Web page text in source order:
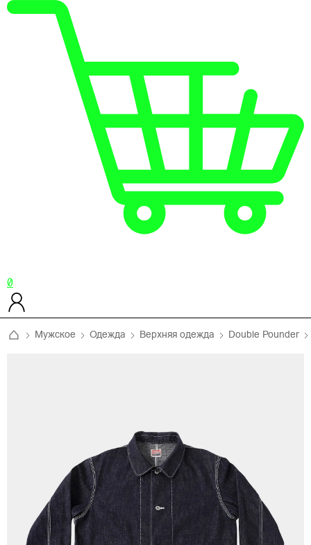
0
Мужское Одежда Верхняя одежда Double Pounder